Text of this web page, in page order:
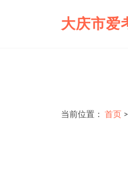
大庆市爱
当前位置： 首页 >